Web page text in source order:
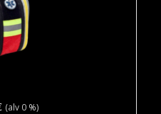
(alv 0 %)